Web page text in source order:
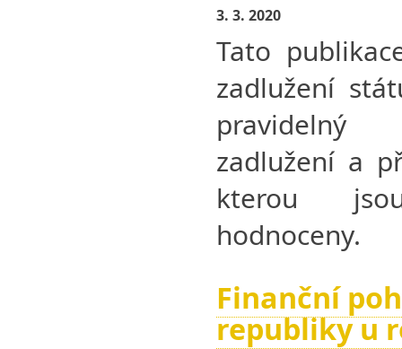
3. 3. 2020
Tato
zadlužení
zadlužení a
kterou
hodnoceny.
Finanční
republiky u